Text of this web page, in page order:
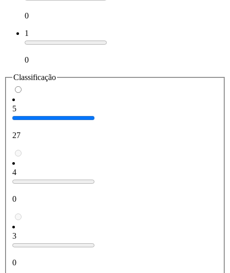
0
1
0
Classificação
5
27
4
0
3
0